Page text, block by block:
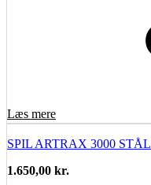
Læs mere
SPIL ARTRAX 3000 STÅL
1.650,00 kr.